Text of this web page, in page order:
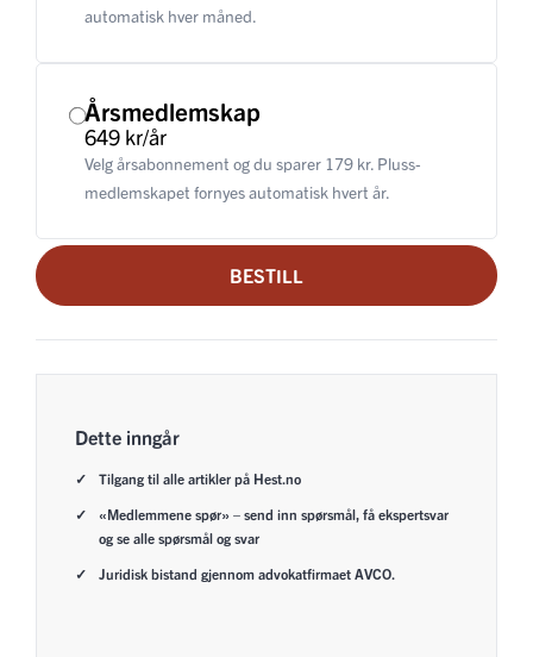
automatisk hver måned.
Årsmedlemskap
649 kr/år
Velg årsabonnement og du sparer 179 kr. Pluss-
medlemskapet fornyes automatisk hvert år.
BESTILL
Dette inngår
Tilgang til alle artikler på Hest.no
«Medlemmene spør» – send inn spørsmål, få ekspertsvar
og se alle spørsmål og svar
Juridisk bistand gjennom advokatfirmaet AVCO.